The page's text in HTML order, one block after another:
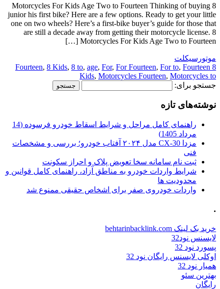
8 Motorcycles For Kids Age Two to Fourteen Thinking of buying
junior his first bike? Here are a few options. Ready to get your little
one on two wheels? Here’s a first-bike buyer’s guide for those that
are still a decade away from getting their motorcycle license. 8
Motorcycles For Kids Age Two to Fourteen […]
موتورسیکلت
8 Fourteen
, 8 Kids, 8 to, age, For, For Fourteen, For to, Fourteen
Kids, Motorcycles Fourteen, Motorcycles to
جستجو برای:
نوشته‌های تازه
راهنمای کامل مراحل و شرایط اسقاط خودرو فرسوده (14
مرداد 1405)
مزدا CX-30 مدل ۲۰۲۴ آفتاب خودرو؛ بررسی و مشخصات
فنی
ثبت نام سامانه سخا تعویض پلاک و احراز سکونت
شرایط واردات خودرو به مناطق آزاد، راهنمای کامل قوانین و
محدودیت ها
واردات خودروی صفر برای اشخاص حقیقی ممنوع شد
.
خرید بک لینک behtarinbacklink.com
لایسنس نود32
پسورد نود 32
اوکلی لایسنس رایگان نود 32
همیار نود 32
بهترین سئو
رایگان